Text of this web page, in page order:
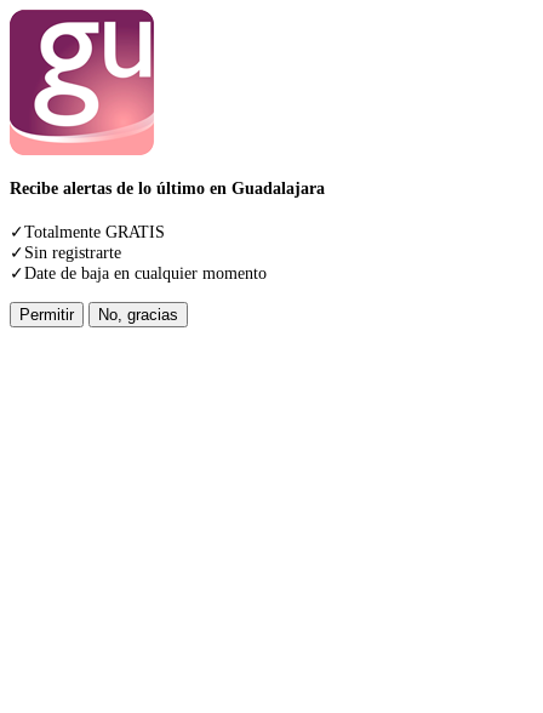
Recibe alertas de lo último en Guadalajara
✓Totalmente GRATIS
✓Sin registrarte
✓Date de baja en cualquier momento
Permitir No, gracias